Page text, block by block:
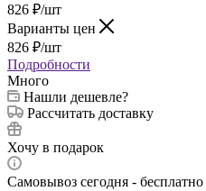
826 ₽/шт
Варианты цен
826 ₽/шт
Подробности
Много
Нашли дешевле?
Рассчитать доставку
Хочу в подарок
Самовывоз сегодня - бесплатно